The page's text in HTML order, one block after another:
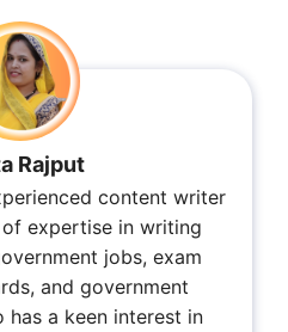
Rajput
content writer
expertise in writing
jobs, exam
and government
has a keen interest in